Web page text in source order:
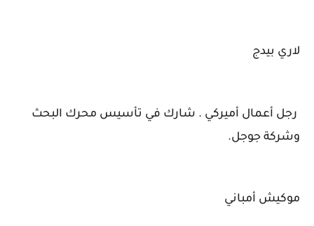
لاري بيدج
رجل أعمال أميركي . شارك في تأسيس محرك البحث
وشركة جوجل.
موكيش أمباني